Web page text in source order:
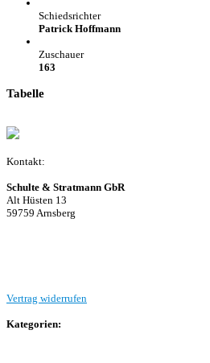
Schiedsrichter
Patrick Hoffmann
Zuschauer
163
Tabelle
Kontakt:
Schulte & Stratmann GbR
Alt Hüsten 13
59759 Arnsberg
Vertrag widerrufen
Kategorien: